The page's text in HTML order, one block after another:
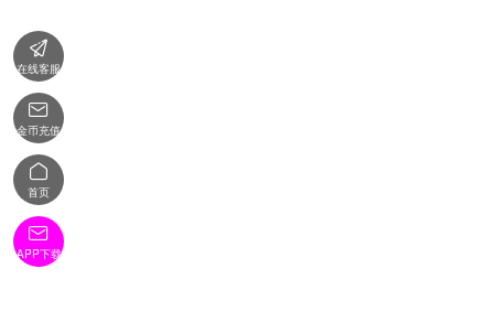

在线客服

金币充值

首页

APP下载